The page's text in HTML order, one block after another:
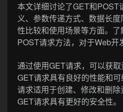
本文详细讨论了GET和POST
义、参数传递方式、数据长
性比较和使用场景等方面。
POST请求方法，对于Web开
通过使用GET请求，可以获取
GET请求具有良好的性能和
请求适用于创建、修改和删
GET请求具有更好的安全性。